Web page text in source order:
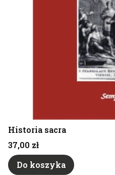
Historia sacra
Cena
37,00 zł
Do koszyka